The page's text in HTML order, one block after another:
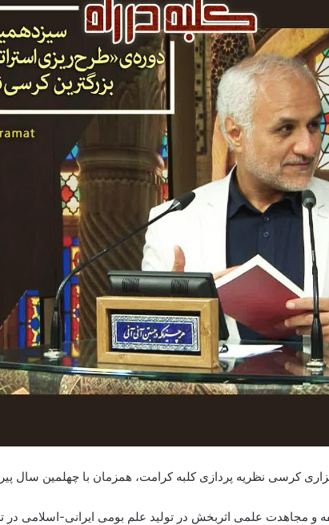
کرسی نظریه پردازی کلبه کرامت، همزمان با چهلمین سال
علمی اثربخش در تولید علم بومی ایرانی-اسلامی در